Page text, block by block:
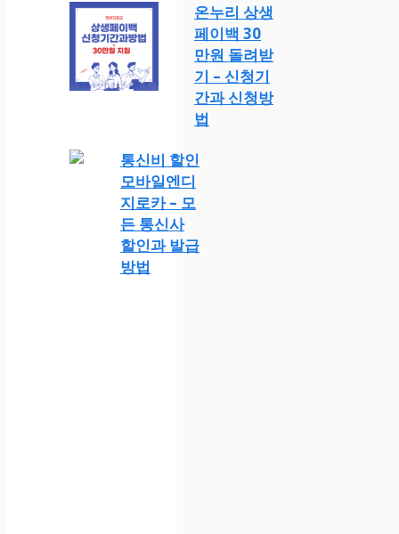
온누리 상생
페이백 30
만원 돌려받
기 – 신청기
간과 신청방
법
통신비 할인
모바일엔디
지로카 – 모
든 통신사
할인과 발급
방법